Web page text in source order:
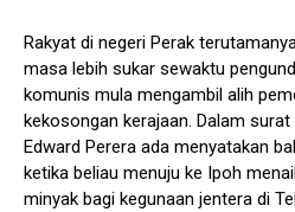
Rakyat di negeri Perak
masa lebih sukar sewaktu
komunis mula mengambil alih
kekosongan kerajaan. Dalam
Edward Perera ada menyatakan
ketika beliau menuju ke Ipoh
minyak bagi kegunaan jentera di